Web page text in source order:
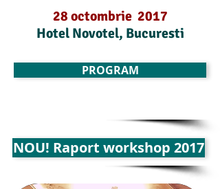
PROGRAM
NOU! Raport workshop 2017
28 octombrie 2017
Hotel Novotel, Bucuresti